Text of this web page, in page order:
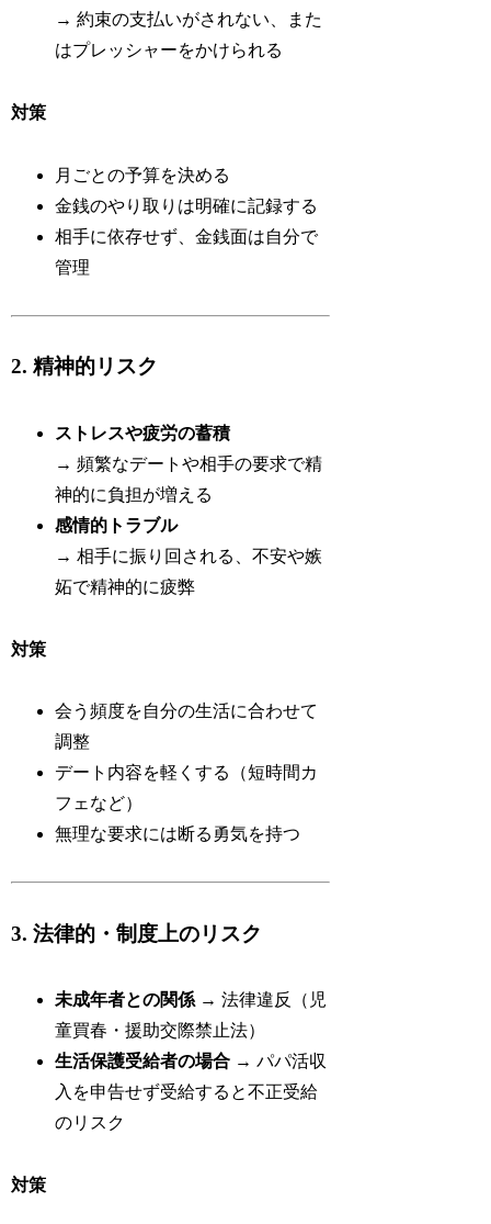
→ 約束の支払いがされない、また
はプレッシャーをかけられる
対策
月ごとの予算を決める
金銭のやり取りは明確に記録する
相手に依存せず、金銭面は自分で
管理
2. 精神的リスク
ストレスや疲労の蓄積
→ 頻繁なデートや相手の要求で精
神的に負担が増える
感情的トラブル
→ 相手に振り回される、不安や嫉
妬で精神的に疲弊
対策
会う頻度を自分の生活に合わせて
調整
デート内容を軽くする（短時間カ
フェなど）
無理な要求には断る勇気を持つ
3. 法律的・制度上のリスク
未成年者との関係 → 法律違反（児
童買春・援助交際禁止法）
生活保護受給者の場合 → パパ活収
入を申告せず受給すると不正受給
のリスク
対策